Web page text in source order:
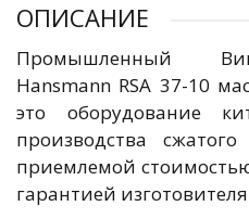
ОПИСАНИЕ
Промышленный
Hansmann RSA 37-10
это оборудование
производства
приемлемой
гарантией